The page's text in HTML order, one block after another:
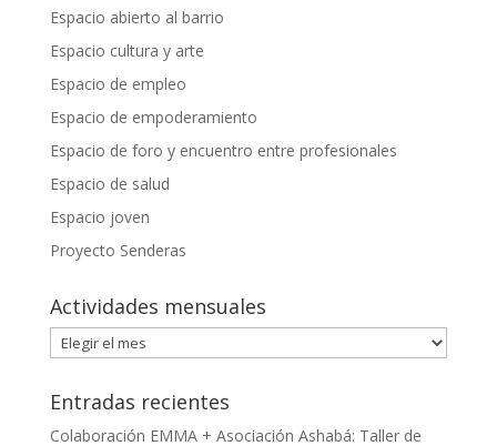
Espacio abierto al barrio
Espacio cultura y arte
Espacio de empleo
Espacio de empoderamiento
Espacio de foro y encuentro entre profesionales
Espacio de salud
Espacio joven
Proyecto Senderas
Actividades mensuales
Actividades
mensuales
Entradas recientes
Colaboración EMMA + Asociación Ashabá: Taller de